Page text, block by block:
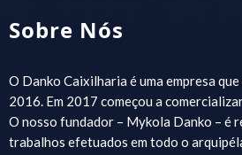
Sobre Nós
O Danko Caixilharia é uma empresa
2016. Em 2017 começou a
O nosso fundador – Mykola Danko – é
trabalhos efetuados em todo o